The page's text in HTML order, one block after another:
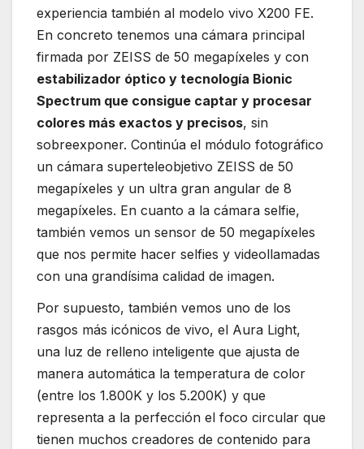
experiencia también al modelo vivo X200 FE.
En concreto tenemos una cámara principal
firmada por ZEISS de 50 megapíxeles y con
estabilizador óptico y tecnología Bionic
Spectrum que consigue captar y procesar
colores más exactos y precisos, sin
sobreexponer. Continúa el módulo fotográfico
un cámara superteleobjetivo ZEISS de 50
megapíxeles y un ultra gran angular de 8
megapíxeles. En cuanto a la cámara selfie,
también vemos un sensor de 50 megapíxeles
que nos permite hacer selfies y videollamadas
con una grandísima calidad de imagen.
Por supuesto, también vemos uno de los
rasgos más icónicos de vivo, el Aura Light,
una luz de relleno inteligente que ajusta de
manera automática la temperatura de color
(entre los 1.800K y los 5.200K) y que
representa a la perfección el foco circular que
tienen muchos creadores de contenido para